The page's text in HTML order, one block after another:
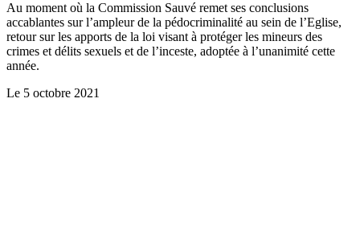
Au moment où la Commission Sauvé remet ses conclusions
accablantes sur l’ampleur de la pédocriminalité au sein de l’Eglise,
retour sur les apports de la loi visant à protéger les mineurs des
crimes et délits sexuels et de l’inceste, adoptée à l’unanimité cette
année.
Le 5 octobre 2021